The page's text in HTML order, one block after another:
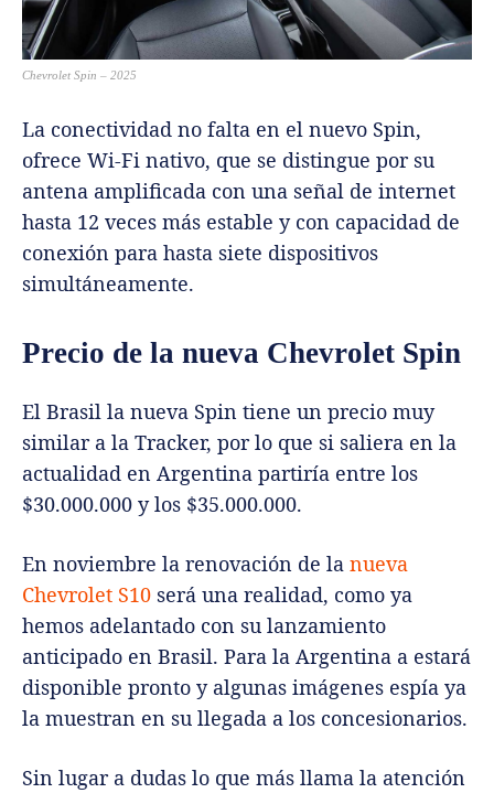
Chevrolet Spin – 2025
La conectividad no falta en el nuevo Spin,
ofrece Wi-Fi nativo, que se distingue por su
antena amplificada con una señal de internet
hasta 12 veces más estable y con capacidad de
conexión para hasta siete dispositivos
simultáneamente.
Precio de la nueva Chevrolet Spin
El Brasil la nueva Spin tiene un precio muy
similar a la Tracker, por lo que si saliera en la
actualidad en Argentina partiría entre los
$30.000.000 y los $35.000.000.
En noviembre la renovación de la nueva
Chevrolet S10 será una realidad, como ya
hemos adelantado con su lanzamiento
anticipado en Brasil. Para la Argentina a estará
disponible pronto y algunas imágenes espía ya
la muestran en su llegada a los concesionarios.
Sin lugar a dudas lo que más llama la atención